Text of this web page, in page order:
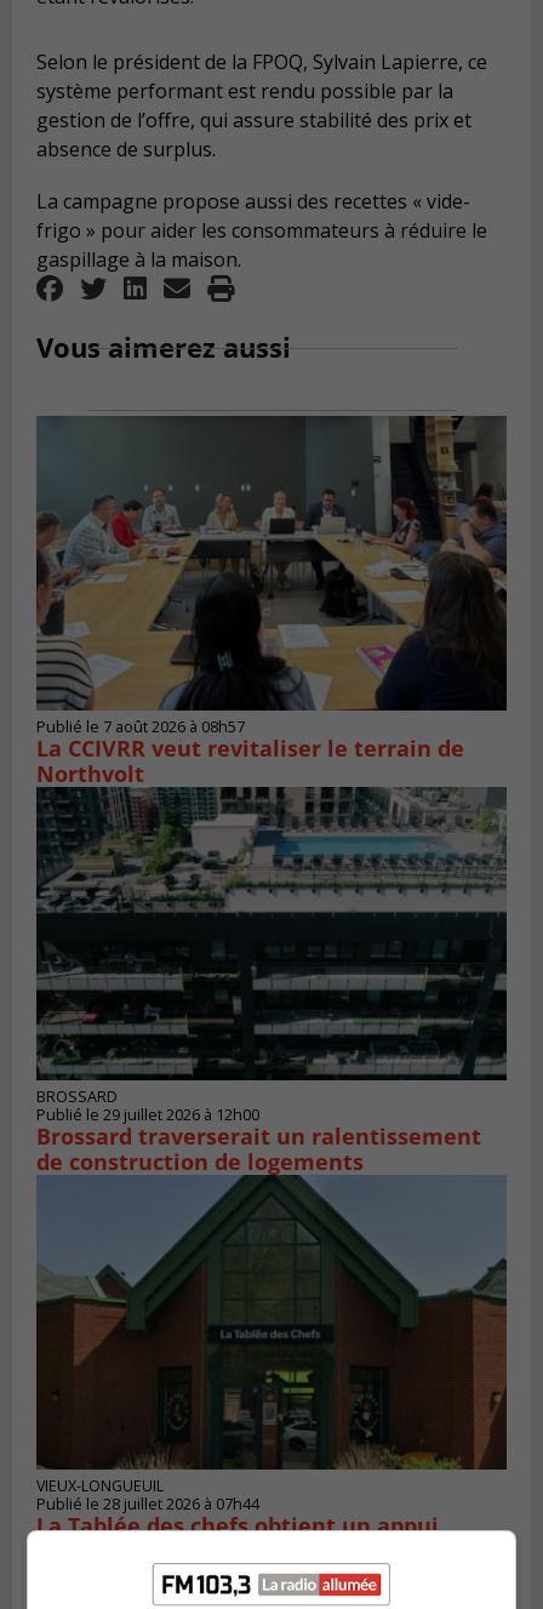
Selon le président de la FPOQ, Sylvain Lapierre, ce
système performant est rendu possible par la
gestion de l’offre, qui assure stabilité des prix et
absence de surplus.
La campagne propose aussi des recettes « vide-
frigo » pour aider les consommateurs à réduire le
gaspillage à la maison.
Vous aimerez aussi
Publié le 7 août 2026 à 08h57
La CCIVRR veut revitaliser le terrain de
Northvolt
BROSSARD
Publié le 29 juillet 2026 à 12h00
Brossard traverserait un ralentissement
de construction de logements
VIEUX-LONGUEUIL
Publié le 28 juillet 2026 à 07h44
La Tablée des chefs obtient un appui